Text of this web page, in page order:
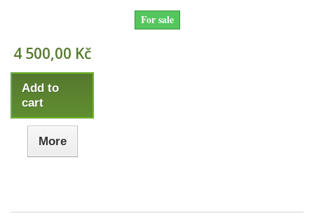
For sale
4 500,00 Kč
Add to
cart
More